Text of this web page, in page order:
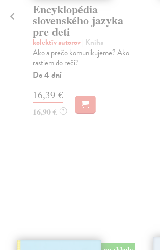
Encyklopédia
slovenského jazyka
pre deti
kolektív autorov| Kniha
Ako a prečo komunikujeme? Ako
rastiem do reči?
Do 4 dní
16,39 €
16,90 € ?